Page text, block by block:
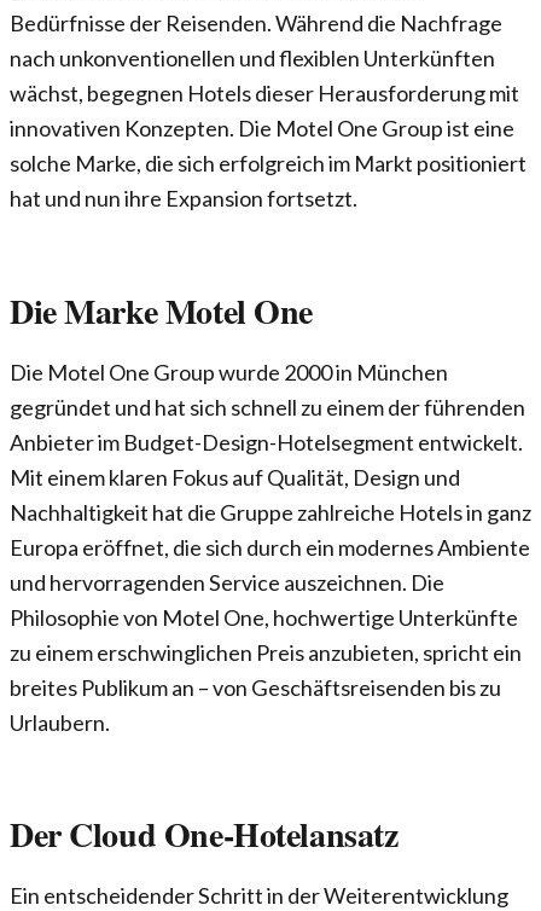
Bedürfnisse der Reisenden. Während die Nachfrage
nach unkonventionellen und flexiblen Unterkünften
wächst, begegnen Hotels dieser Herausforderung mit
innovativen Konzepten. Die Motel One Group ist eine
solche Marke, die sich erfolgreich im Markt positioniert
hat und nun ihre Expansion fortsetzt.
Die Marke Motel One
Die Motel One Group wurde 2000 in München
gegründet und hat sich schnell zu einem der führenden
Anbieter im Budget-Design-Hotelsegment entwickelt.
Mit einem klaren Fokus auf Qualität, Design und
Nachhaltigkeit hat die Gruppe zahlreiche Hotels in ganz
Europa eröffnet, die sich durch ein modernes Ambiente
und hervorragenden Service auszeichnen. Die
Philosophie von Motel One, hochwertige Unterkünfte
zu einem erschwinglichen Preis anzubieten, spricht ein
breites Publikum an – von Geschäftsreisenden bis zu
Urlaubern.
Der Cloud One-Hotelansatz
Ein entscheidender Schritt in der Weiterentwicklung